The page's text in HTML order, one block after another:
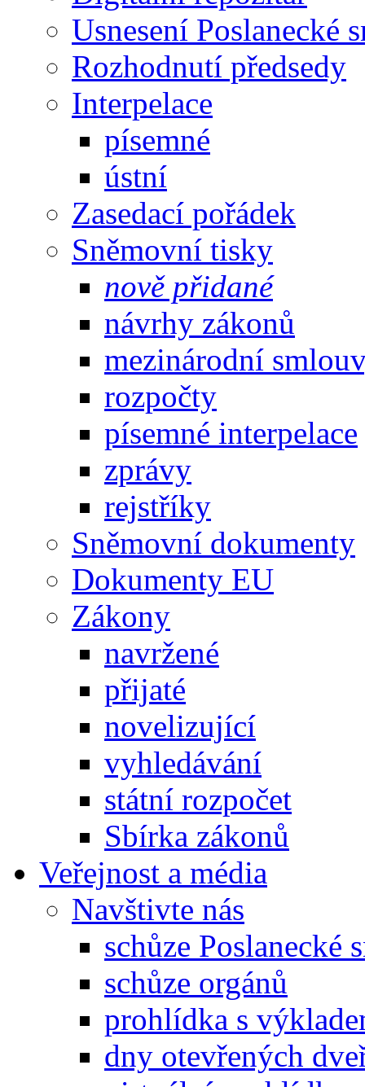
Usnesení Poslanecké
Rozhodnutí předsedy
Interpelace
písemné
ústní
Zasedací pořádek
Sněmovní tisky
nově přidané
návrhy zákonů
mezinárodní
rozpočty
písemné interpelace
zprávy
rejstříky
Sněmovní dokumenty
Dokumenty EU
Zákony
navržené
přijaté
novelizující
vyhledávání
státní rozpočet
Sbírka zákonů
Veřejnost a média
Navštivte nás
schůze Poslanecké
schůze orgánů
prohlídka s
dny otevřených